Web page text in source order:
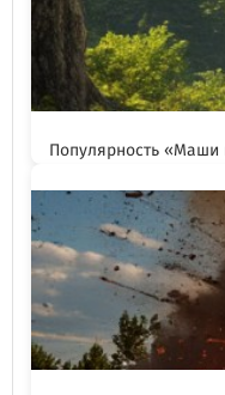
Популярность